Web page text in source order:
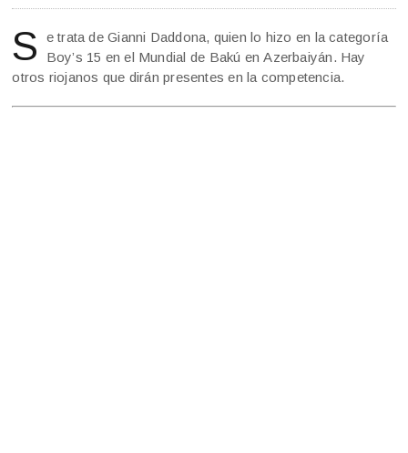
S
e trata de Gianni Daddona, quien lo hizo en la categoría
Boy’s 15 en el Mundial de Bakú en Azerbaiyán. Hay
otros riojanos que dirán presentes en la competencia.